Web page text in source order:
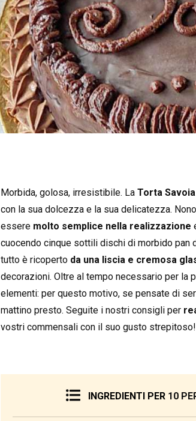
Morbida, golosa, irresistibile. La Torta Savoia
con la sua dolcezza e la sua delicatezza.
essere molto semplice nella realizzazione
cuocendo cinque sottili dischi di morbido pan
tutto è ricoperto da una liscia e cremosa
decorazioni. Oltre al tempo necessario per la
elementi: per questo motivo, se pensate di
mattino presto. Seguite i nostri consigli per
vostri commensali con il suo gusto strepitoso!
INGREDIENTI PER 10